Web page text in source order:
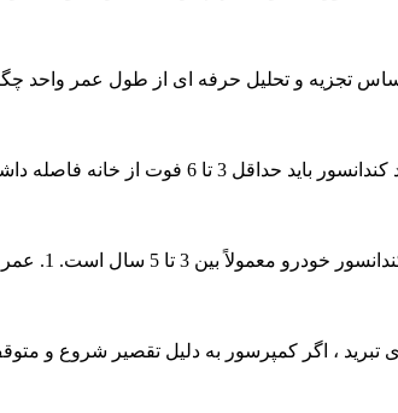
اساس تجزیه و تحلیل حرفه ای از طول عمر واحد
تا 6 فوت از خانه فاصله داشته باشد. 1. اهمیت فاصله ایمن - واحدهای کندانسور هنگام کار، گرما و نویز تولید می کنند. برای اطمینا
1. عمر سرویس اولیه - به عنوان یکی از اجزای حیاتی سیستم تهویه مطبوع، کندانسور خودرو معمولاً بین 3 ت
تبرید ، اگر کمپرسور به دلیل تقصیر شروع و